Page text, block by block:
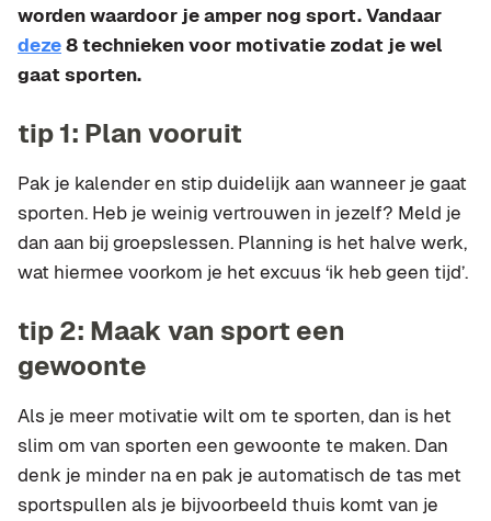
worden waardoor je amper nog sport. Vandaar
deze8 technieken voor motivatie zodat je wel
gaat sporten.
tip 1: Plan vooruit
Pak je kalender en stip duidelijk aan wanneer je gaat
sporten. Heb je weinig vertrouwen in jezelf? Meld je
dan aan bij groepslessen. Planning is het halve werk,
wat hiermee voorkom je het excuus ‘ik heb geen tijd’.
tip 2: Maak van sport een
gewoonte
Als je meer motivatie wilt om te sporten, dan is het
slim om van sporten een gewoonte te maken. Dan
denk je minder na en pak je automatisch de tas met
sportspullen als je bijvoorbeeld thuis komt van je